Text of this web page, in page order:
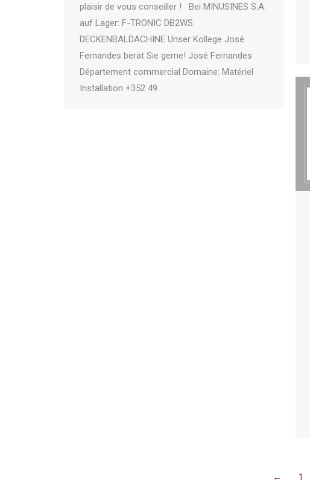
plaisir de vous conseiller ! Bei MINUSINES S.A.
auf Lager: F-TRONIC DB2WS
DECKENBALDACHINE Unser Kollege José
Fernandes berät Sie gerne! José Fernandes
Département commercial Domaine: Matériel
Installation +352 49…
← 1